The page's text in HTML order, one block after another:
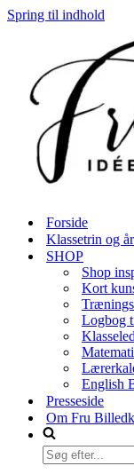
Spring til indhold
Forside
Klassetrin og
SHOP
Shop
Kort
Logbog
English
Presseside
Om Fru
Søg
efter...